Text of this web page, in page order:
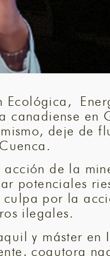
en
deje de
de la
potenciales
culpa por la
ilegales.
y máster en
coautora